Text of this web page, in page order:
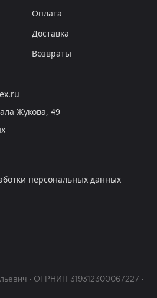
Оплата
Доставка
Возвраты
Жукова, 49
персональных данных
· ОГРНИП 319312300067227 ·